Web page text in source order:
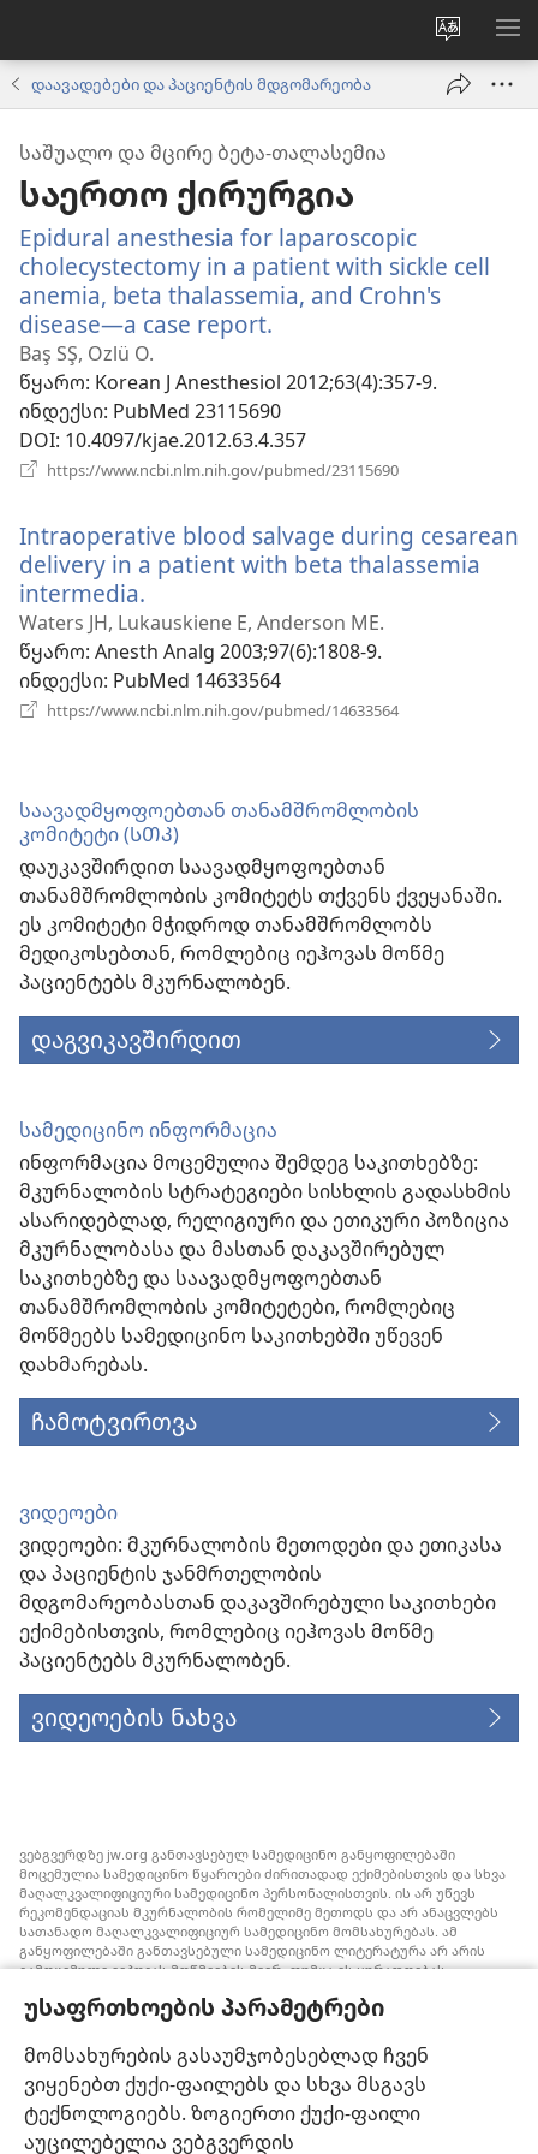
უსაფრთხოების პარამეტრები
მომსახურების გასაუმჯობესებლად ჩვენ
ვიყენებთ ქუქი-ფაილებს და სხვა მსგავს
ტექნოლოგიებს. ზოგიერთი ქუქი-ფაილი
აუცილებელია ვებგვერდის
ენის
შეცვლა
დაავადებები და პაციენტის მდგომარეობა
ᲡᲐᲨᲣᲐᲚᲝ ᲓᲐ ᲛᲪᲘᲠᲔ ᲑᲔᲢᲐ-ᲗᲐᲚᲐᲡᲔᲛᲘᲐ
საერთო ქირურგია
Epidural anesthesia for laparoscopic
cholecystectomy in a patient with sickle cell
anemia, beta thalassemia, and Crohn's
disease—a case report.
ფანჯარა)
Baş SŞ, Ozlü O.
წყარო‎: Korean J Anesthesiol 2012;63(4):357-9.
ინდექსი‎: PubMed 23115690
DOI‎: 10.4097/kjae.2012.63.4.357
https://www.ncbi.nlm.nih.gov/pubmed/23115690
Intraoperative blood salvage during cesarean
delivery in a patient with beta thalassemia
intermedia.
ახალი
ფანჯარა)
Waters JH, Lukauskiene E, Anderson ME.
წყარო‎: Anesth Analg 2003;97(6):1808-9.
ინდექსი‎: PubMed 14633564
https://www.ncbi.nlm.nih.gov/pubmed/14633564
საავადმყოფოებთან თანამშრომლობის
კომიტეტი (ᲡᲗᲙ)
დაუკავშირდით საავადმყოფოებთან
თანამშრომლობის კომიტეტს თქვენს ქვეყანაში.
ეს კომიტეტი მჭიდროდ თანამშრომლობს
მედიკოსებთან, რომლებიც იეჰოვას მოწმე
პაციენტებს მკურნალობენ.
დაგვიკავშირდით
სამედიცინო ინფორმაცია
ინფორმაცია მოცემულია შემდეგ საკითხებზე:
მკურნალობის სტრატეგიები სისხლის გადასხმის
ასარიდებლად, რელიგიური და ეთიკური პოზიცია
მკურნალობასა და მასთან დაკავშირებულ
საკითხებზე და საავადმყოფოებთან
თანამშრომლობის კომიტეტები, რომლებიც
მოწმეებს სამედიცინო საკითხებში უწევენ
დახმარებას.
ჩამოტვირთვა
ვიდეოები
ვიდეოები: მკურნალობის მეთოდები და ეთიკასა
და პაციენტის ჯანმრთელობის
მდგომარეობასთან დაკავშირებული საკითხები
ექიმებისთვის, რომლებიც იეჰოვას მოწმე
პაციენტებს მკურნალობენ.
ვიდეოების ნახვა
ვებგვერდზე jw.org განთავსებულ სამედიცინო განყოფილებაში
მოცემულია სამედიცინო წყაროები ძირითადად ექიმებისთვის და სხვა
მაღალკვალიფიციური სამედიცინო პერსონალისთვის. ის არ უწევს
რეკომენდაციას მკურნალობის რომელიმე მეთოდს და არ ანაცვლებს
სათანადო მაღალკვალიფიციურ სამედიცინო მომსახურებას. ამ
განყოფილებაში განთავსებული სამედიცინო ლიტერატურა არ არის
გამოცემული იეჰოვას მოწმეების მიერ, თუმცა ის ყურადღებას
რომელიც შესაძლოა ყურადსაღები იყოს. თითოეული მედიკოსი
ვალდებულია, ინფორმირებული იყოს მედიცინაში არსებული
მიღწევების თაობაზე, რათა მკურნალობის ის მეთოდი შესთავაზოს
პაციენტს, რომელიც მისი ჯანმრთელობის მდგომარეობას საუკეთესოდ
შეესაბამება და არ ეწინააღმდეგება პაციენტის სურვილს,
ფასეულობებსა და მრწამსს. აქ მოცემული მკურნალობის მეთოდები
გამოიყენება ინდივიდუალურად, პაციენტის საჭიროებების
გათვალისწინებით.